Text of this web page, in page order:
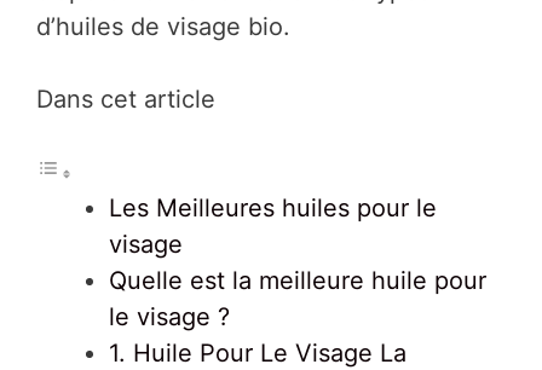
d’huiles de visage bio.
Dans cet article
Les Meilleures huiles pour le
visage
Quelle est la meilleure huile pour
le visage ?
1. Huile Pour Le Visage La